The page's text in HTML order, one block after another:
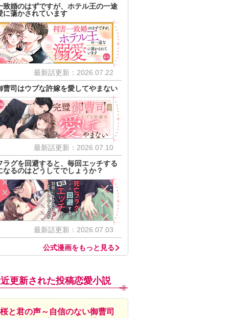
致婚のはずですが、ホテル王の一途
に蕩かされています
最新話更新：2026.07.22
曹司はウブな許嫁を愛してやまない
最新話更新：2026.07.10
ラグを回避すると、毎回エッチする
なるのはどうしてでしょうか？
最新話更新：2026.07.03
公式漫画をもっと見る
更新された投稿恋愛小説
と君の声～自信のない御曹司